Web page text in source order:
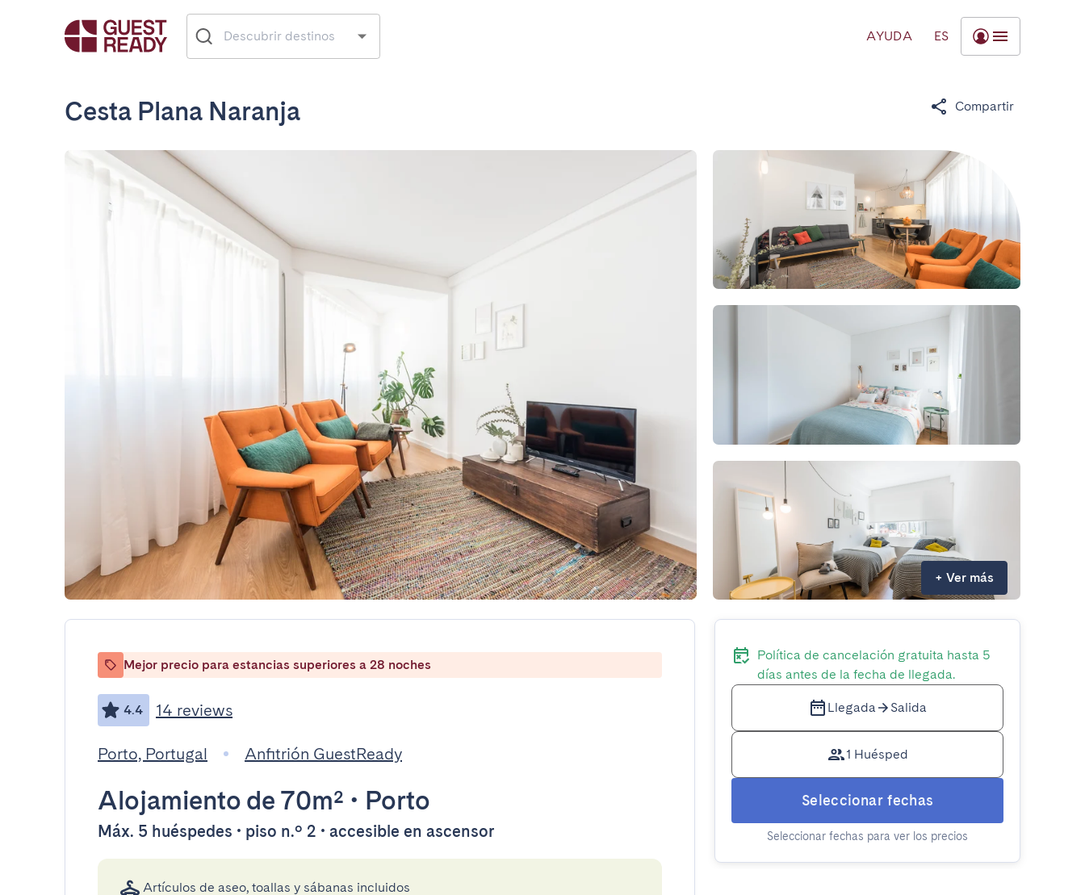
AYUDA ES
Cesta Plana Naranja Compartir
+ Ver más
Mejor precio para estancias superiores a 28 noches
4.4 14 reviews
Porto, Portugal Anfitrión GuestReady
Alojamiento de 70m² • Porto
Máx. 5 huéspedes • piso n.º 2 • accesible en ascensor
Artículos de aseo, toallas y sábanas incluidos
Política de cancelación gratuita hasta 5
días antes de la fecha de llegada.
Llegada Salida
1 Huésped
Seleccionar fechas
Seleccionar fechas para ver los precios